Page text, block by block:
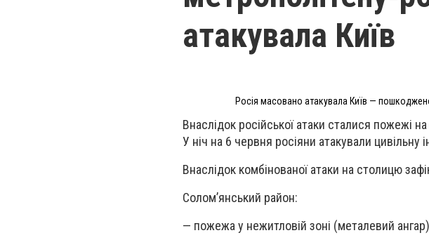
атакувала Київ
Росія масовано атакувала Київ —
Внаслідок російської атаки сталися пожежі
У ніч на 6 червня росіяни атакували
Внаслідок комбінованої атаки на столицю
Соломʼянський район:
— пожежа у нежитловій зоні (металевий